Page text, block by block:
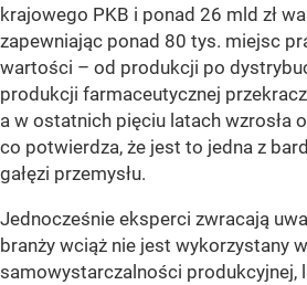
krajowego PKB i ponad 26 mld zł
zapewniając ponad 80 tys. miejsc
wartości – od produkcji po
produkcji farmaceutycznej
a w ostatnich pięciu latach wzrosła
co potwierdza, że jest to jedna z
gałęzi przemysłu.
Jednocześnie eksperci zwracają
branży wciąż nie jest wykorzystany
samowystarczalności produkcyjnej,